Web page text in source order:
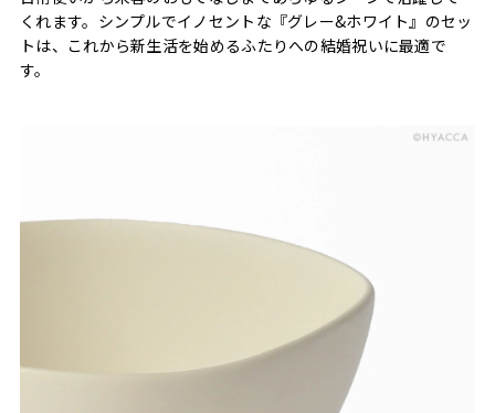
くれます。シンプルでイノセントな『グレー&ホワイト』のセッ
トは、これから新生活を始めるふたりへの結婚祝いに最適で
す。